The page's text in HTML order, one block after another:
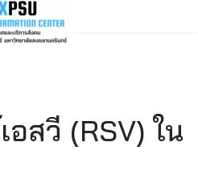
อสวี (RSV) ใน